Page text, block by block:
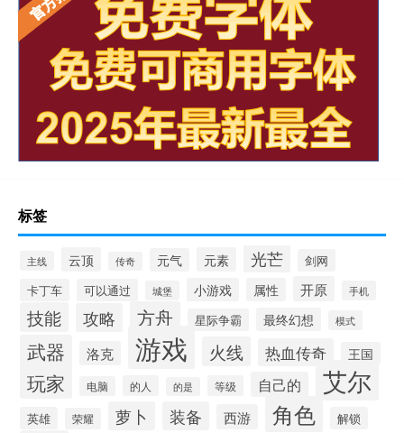
标签
主线 云顶 传奇 元气 元素 光芒
剑网
卡丁车
可以通过 城堡 小游戏 属性 开原 手机
技能 攻略 方舟 星际争霸 最终幻想 模式
武器 洛克 游戏 火线 热血传奇 王国
玩家 电脑 的人 的是 等级 自己的 艾尔
英雄 荣耀 萝卜 装备 西游 角色 解锁